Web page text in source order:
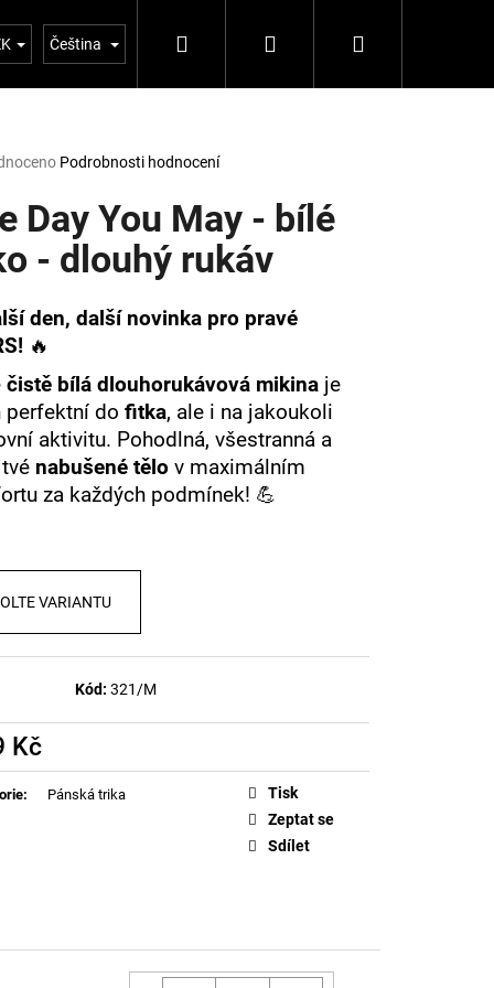
nás Blog 5%
Čeština Hledat PřihlášeníNákupní
Podrobnosti hodnocení
Day You May - bílé
- dlouhý rukáv
den, další novinka pro pravé
🔥
čistě bílá dlouhorukávová mikina je
perfektní do fitka, ale i na jakoukoli
aktivitu. Pohodlná, všestranná a
nabušené tělo v maximálním
za každých podmínek! 💪
VARIANTU
Kód: 321/M
Kč
: Pánská trika
Tisk
Zeptat se
Sdílet
Následující
SANTA (LIMITKA)